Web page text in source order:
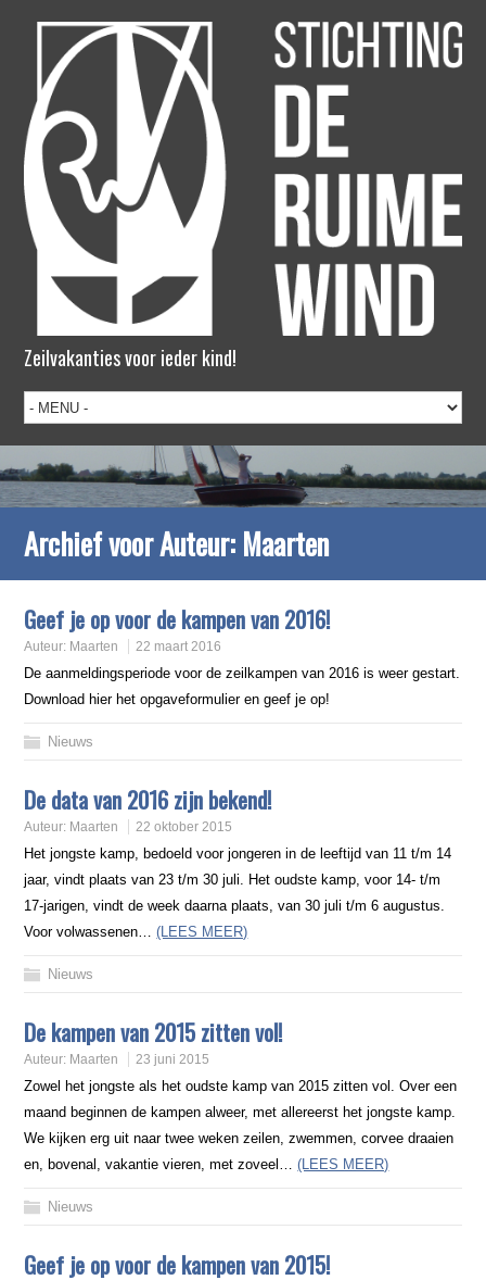
Zeilvakanties voor ieder kind!
Archief voor Auteur: Maarten
Geef je op voor de kampen van 2016!
Auteur: Maarten 22 maart 2016
De aanmeldingsperiode voor de zeilkampen van 2016 is weer gestart.
Download hier het opgaveformulier en geef je op!
Nieuws
De data van 2016 zijn bekend!
Auteur: Maarten 22 oktober 2015
Het jongste kamp, bedoeld voor jongeren in de leeftijd van 11 t/m 14
jaar, vindt plaats van 23 t/m 30 juli. Het oudste kamp, voor 14- t/m
17-jarigen, vindt de week daarna plaats, van 30 juli t/m 6 augustus.
Voor volwassenen…(LEES MEER)
Nieuws
De kampen van 2015 zitten vol!
Auteur: Maarten 23 juni 2015
Zowel het jongste als het oudste kamp van 2015 zitten vol. Over een
maand beginnen de kampen alweer, met allereerst het jongste kamp.
We kijken erg uit naar twee weken zeilen, zwemmen, corvee draaien
en, bovenal, vakantie vieren, met zoveel…(LEES MEER)
Nieuws
Geef je op voor de kampen van 2015!